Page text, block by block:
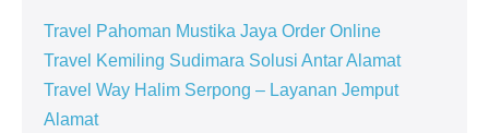
Travel Pahoman Mustika Jaya Order Online
Travel Kemiling Sudimara Solusi Antar Alamat
Travel Way Halim Serpong – Layanan Jemput
Alamat